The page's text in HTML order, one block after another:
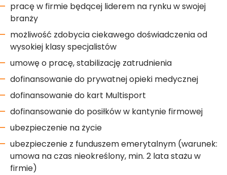
pracę w firmie będącej liderem na rynku w swojej
branży
możliwość zdobycia ciekawego doświadczenia od
wysokiej klasy specjalistów
umowę o pracę, stabilizację zatrudnienia
dofinansowanie do prywatnej opieki medycznej
dofinansowanie do kart Multisport
dofinansowanie do posiłków w kantynie firmowej
ubezpieczenie na życie
ubezpieczenie z funduszem emerytalnym (warunek:
umowa na czas nieokreślony, min. 2 lata stażu w
firmie)